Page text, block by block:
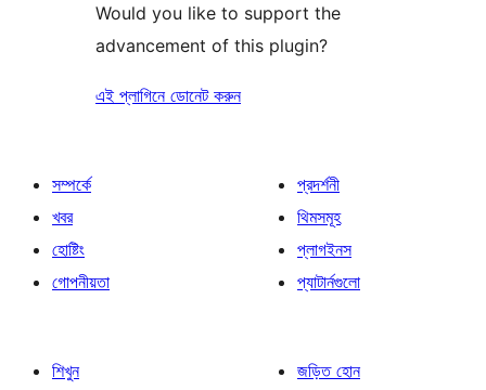
Would you like to support the
advancement of this plugin?
এই প্লাগিনে ডোনেট করুন
সম্পর্কে
খবর
হোষ্টিং
গোপনীয়তা
প্রদর্শনী
থিমসমূহ
প্লাগইনস
প্যাটার্নগুলো
শিখুন
জড়িত হোন